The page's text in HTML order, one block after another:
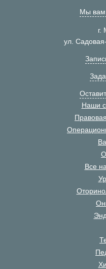
Мы вам
г.
ул.
Наши
Все